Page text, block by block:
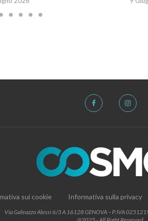
sui cookie Informativa sulla privacy
Via Galeazzo Alessi 6/3 A 16128 GENOVA – P.IVA